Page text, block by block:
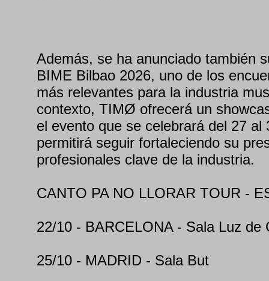
Además, se ha anunciado también
BIME Bilbao 2026, uno de los
más relevantes para la industria
contexto, TIMØ ofrecerá un
el evento que se celebrará del 27 al
permitirá seguir fortaleciendo su
profesionales clave de la industria.
CANTO PA NO LLORAR TOUR -
22/10 - BARCELONA - Sala Luz de
25/10 - MADRID - Sala But